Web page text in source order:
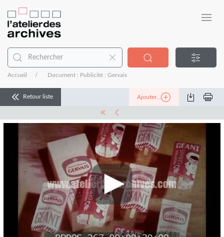
Accueil Document : Publicité : Gervais
Retour liste Ajouter...